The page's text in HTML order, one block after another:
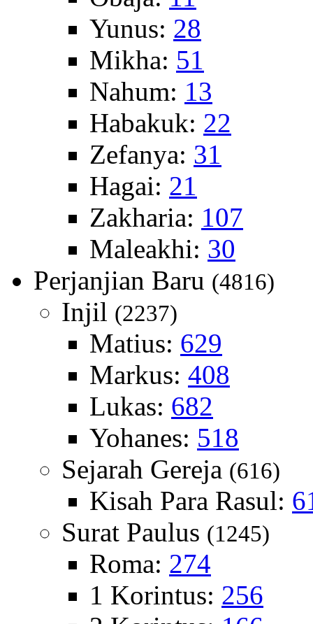
Yunus: 28
Mikha: 51
Nahum: 13
Habakuk: 22
Zefanya: 31
Hagai: 21
Zakharia: 107
Maleakhi: 30
Perjanjian Baru (4816)
Injil (2237)
Matius: 629
Markus: 408
Lukas: 682
Yohanes: 518
Sejarah Gereja (616)
Kisah Para Rasul:
Surat Paulus (1245)
Roma: 274
1 Korintus: 256